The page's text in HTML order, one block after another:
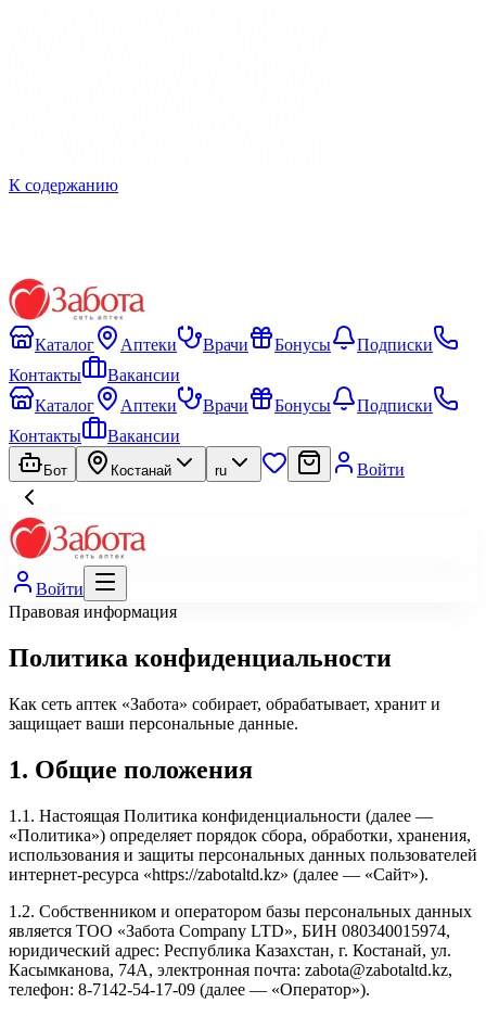
К содержанию
Каталог Аптеки Врачи Бонусы
Подписки
Контакты
Вакансии
Каталог
Аптеки Врачи Бонусы
Подписки
Контакты
Вакансии
Бот Костанай ru Войти
Войти
Правовая информация
Политика конфиденциальности
Как сеть аптек «Забота» собирает, обрабатывает, хранит и
защищает ваши персональные данные.
1. Общие положения
1.1. Настоящая Политика конфиденциальности (далее —
«Политика») определяет порядок сбора, обработки, хранения,
использования и защиты персональных данных пользователей
интернет-ресурса «https://zabotaltd.kz» (далее — «Сайт»).
1.2. Собственником и оператором базы персональных данных
является ТОО «Забота Company LTD», БИН 080340015974,
юридический адрес: Республика Казахстан, г. Костанай, ул.
Касымканова, 74А, электронная почта: zabota@zabotaltd.kz,
телефон: 8-7142-54-17-09 (далее — «Оператор»).